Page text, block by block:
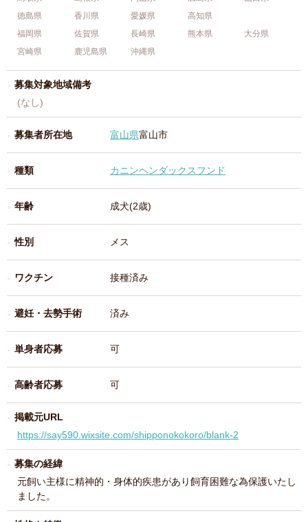
徳島県
香川県 愛媛県
高知県
福岡県
佐賀県 長崎県 熊本県
大分県
宮崎県
鹿児島県 沖縄県
募集対象地域備考
(なし)
募集者所在地 富山県富山市
種類 カニンヘンダックスフンド
年齢 成犬(2歳)
性別 メス
ワクチン 接種済み
避妊・去勢手術 済み
単身者応募 可
高齢者応募 可
掲載元URL
https://say590.wixsite.com/shipponokokoro/blank-2
募集の経緯
元飼い主様に精神的・身体的疾患があり飼育困難な為保護いたし
ました。